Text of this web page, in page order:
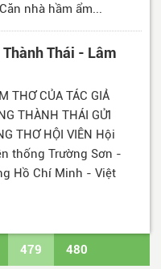
nhà hầm ẩm...
Thái - Lâm
THƠ CỦA TÁC GIẢ
THÀNH THÁI GỬI
THƠ HỘI VIÊN Hội
thống Trường Sơn -
Hồ Chí Minh - Việt
479 480